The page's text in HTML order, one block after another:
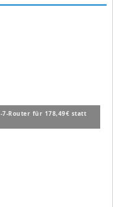
7-Router für 178,49€ statt